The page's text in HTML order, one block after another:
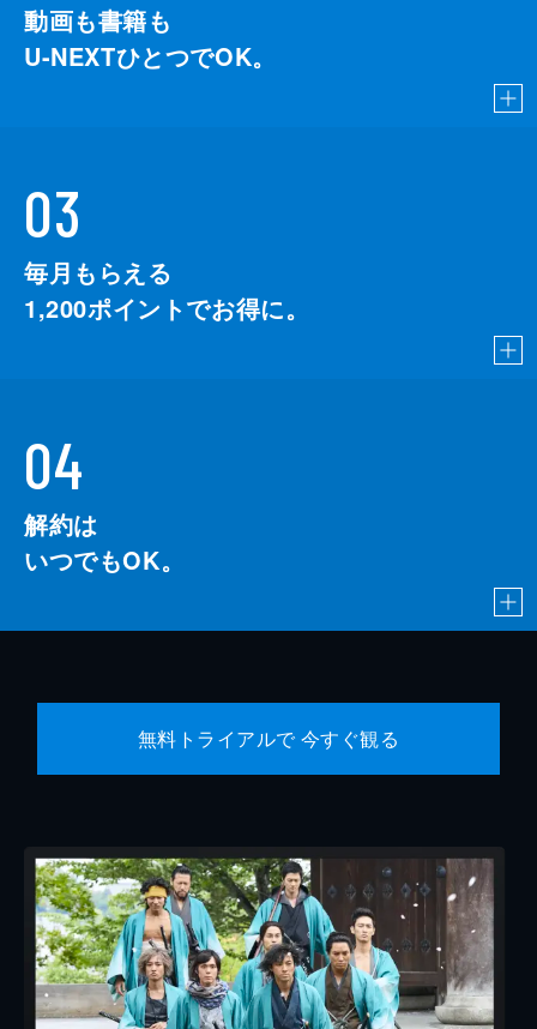
動画も書籍も
U-NEXTひとつでOK。
03
毎月もらえる
1,200ポイントでお得に。
04
解約は
いつでもOK。
無料トライアルで 今すぐ観る